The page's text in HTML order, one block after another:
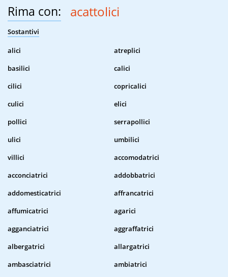
Rima con: acattolici
Sostantivi
alici
atreplici
basilici
calici
cilici
copricalici
culici
elici
pollici
serrapollici
ulici
umbilici
villici
accomodatrici
acconciatrici
addobbatrici
addomesticatrici
affrancatrici
affumicatrici
agarici
agganciatrici
aggraffatrici
albergatrici
allargatrici
ambasciatrici
ambiatrici